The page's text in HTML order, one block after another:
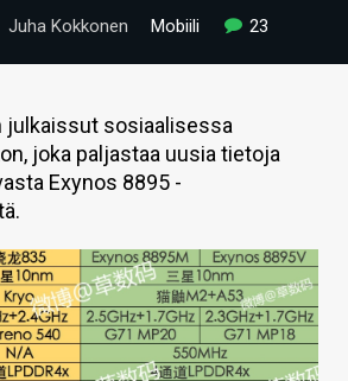
Juha Kokkonen Mobiili 23
julkaissut sosiaalisessa
joka paljastaa uusia tietoja
Exynos 8895 -